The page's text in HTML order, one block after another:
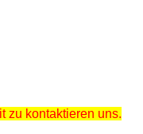
zu kontaktieren uns.